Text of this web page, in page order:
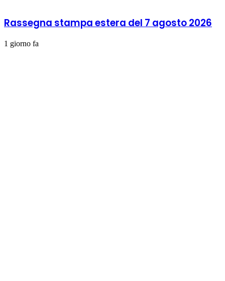
Rassegna stampa estera del 7 agosto 2026
1 giorno fa